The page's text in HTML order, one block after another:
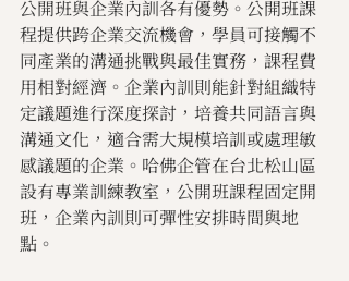
公開班與企業內訓各有優勢。公開班課
程提供跨企業交流機會，學員可接觸不
同產業的溝通挑戰與最佳實務，課程費
用相對經濟。企業內訓則能針對組織特
定議題進行深度探討，培養共同語言與
溝通文化，適合需大規模培訓或處理敏
感議題的企業。哈佛企管在台北松山區
設有專業訓練教室，公開班課程固定開
班，企業內訓則可彈性安排時間與地
點。